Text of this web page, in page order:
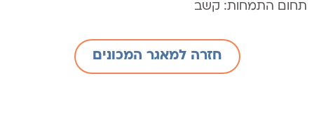
תחום התמחות: קשב
חזרה למאגר המכונים